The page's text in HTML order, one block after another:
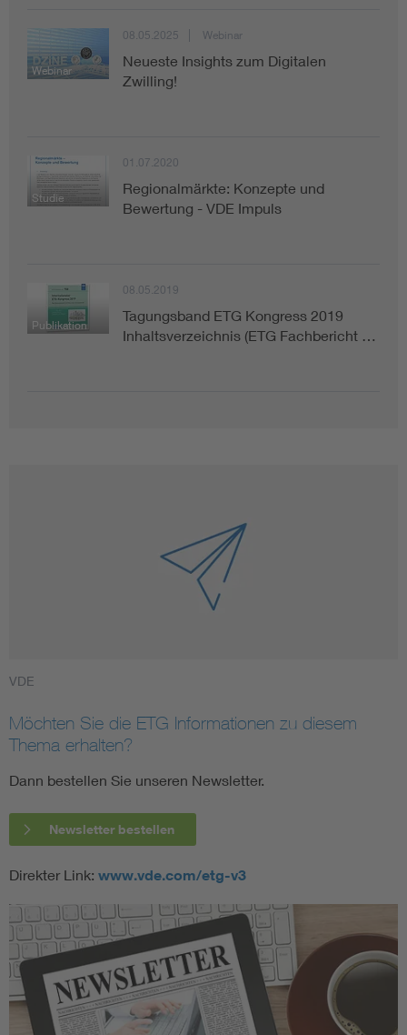
Webinar
08.05.2025 Webinar
Neueste Insights zum Digitalen
Zwilling!
Studie
01.07.2020
Regionalmärkte: Konzepte und
Bewertung - VDE Impuls
Publikation
08.05.2019
Tagungsband ETG Kongress 2019
Inhaltsverzeichnis (ETG Fachbericht …
VDE
Möchten Sie die ETG Informationen zu diesem
Thema erhalten?
Dann bestellen Sie unseren Newsletter.
Newsletter bestellen
Direkter Link: www.vde.com/etg-v3